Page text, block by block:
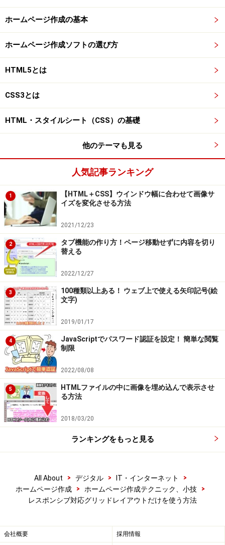
今回は、この「Responsive Grid System」を使って段組
レイアウトを作成する方法
※記事内容は執筆時点のものです。最新の内容をご確認くださ
法が異なる可能性があります。
1/3 次のページへ
ホームページ作成の基本
ホームページ作成ソフトの選び方
HTML5とは
CSS3とは
HTML・スタイルシート（CSS）の基礎
他のテーマも見る
人気記事ランキング
1
【HTML＋CSS】ウインドウ幅に合わせて画像サ
イズを変化させる方法
2021/12/23
2
タブ機能の作り方！ページ移動せずに内容を切り
替える
2022/12/27
3
100種類以上ある！ ウェブ上で使える矢印記号(絵
文字)
2019/01/17
4
JavaScriptでパスワード認証を設定！ 簡単な閲覧
制限
2022/08/08
5
HTMLファイルの中に画像を埋め込んで表示させ
る方法
2018/03/20
ランキングをもっと見る
All About > デジタル > IT・インターネット
>
ホームページ作成
> ホームページ作成テクニック、小技
>
レスポンシブ対応グリッドレイアウトだけを使う方法
会社概要 採用情報